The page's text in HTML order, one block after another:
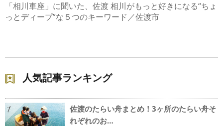
「相川車座」に聞いた、佐渡 相川がもっと好きになる“ちょ
っとディープ”な５つのキーワード／佐渡市
人気記事ランキング
1
佐渡のたらい舟まとめ！3ヶ所のたらい舟そ
れぞれのお…